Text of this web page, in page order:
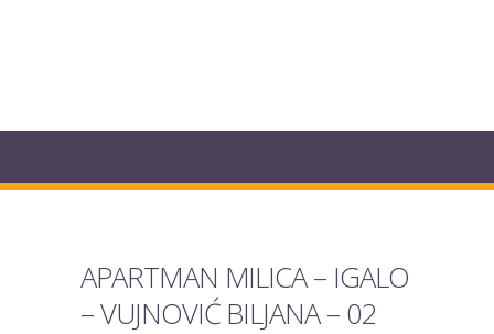
APARTMAN MILICA – IGALO
– VUJNOVIĆ BILJANA – 02